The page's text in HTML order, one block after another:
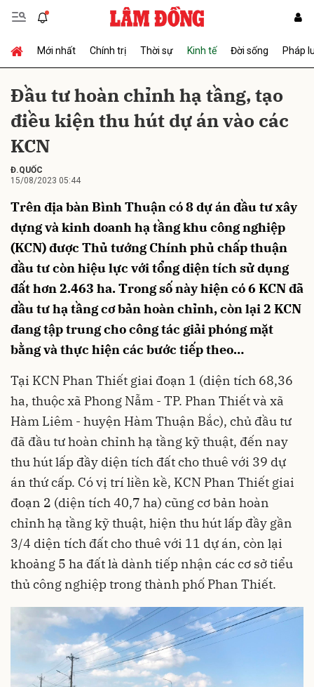
Mới nhất Chính trị Thời sự Kinh tế Đời sống Pháp
Đầu tư hoàn chỉnh hạ tầng, tạo
điều kiện thu hút dự án vào các
KCN
Đ.QUỐC
15/08/2023 05:44
Trên địa bàn Bình Thuận có 8 dự án đầu tư xây
dựng và kinh doanh hạ tầng khu công nghiệp
(KCN) được Thủ tướng Chính phủ chấp thuận
đầu tư còn hiệu lực với tổng diện tích sử dụng
đất hơn 2.463 ha. Trong số này hiện có 6 KCN đã
đầu tư hạ tầng cơ bản hoàn chỉnh, còn lại 2 KCN
đang tập trung cho công tác giải phóng mặt
bằng và thực hiện các bước tiếp theo…
Tại KCN Phan Thiết giai đoạn 1 (diện tích 68,36
ha, thuộc xã Phong Nẫm - TP. Phan Thiết và xã
Hàm Liêm - huyện Hàm Thuận Bắc), chủ đầu tư
đã đầu tư hoàn chỉnh hạ tầng kỹ thuật, đến nay
thu hút lấp đầy diện tích đất cho thuê với 39 dự
án thứ cấp. Có vị trí liền kề, KCN Phan Thiết giai
đoạn 2 (diện tích 40,7 ha) cũng cơ bản hoàn
chỉnh hạ tầng kỹ thuật, hiện thu hút lấp đầy gần
3/4 diện tích đất cho thuê với 11 dự án, còn lại
khoảng 5 ha đất là dành tiếp nhận các cơ sở tiểu
thủ công nghiệp trong thành phố Phan Thiết.
Gửi bình luận
Hủy Gửi